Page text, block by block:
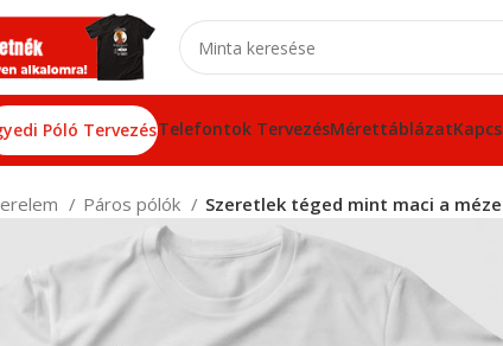
Póló TervezésTelefontok TervezésMérettáblázat
Páros pólók Szeretlek téged mint maci a